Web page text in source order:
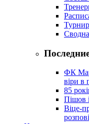
ФК
віри в
85
Пішов
Віце-